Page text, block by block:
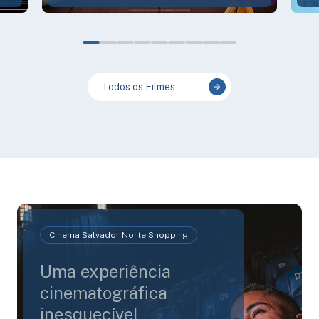
Todos os Filmes
Cinema Salvador Norte Shopping
Uma experiência
cinematográfica
inesquecível